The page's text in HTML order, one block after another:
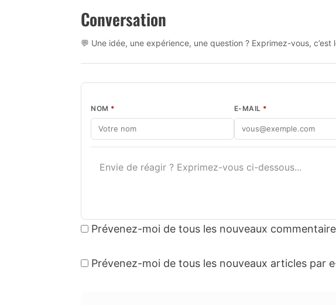
Conversation
💬 Une idée, une expérience, une question ? Exprimez-vous, c’est
NOM * E-MAIL *
Prévenez-moi de tous les nouveaux
Prévenez-moi de tous les nouveaux articles par